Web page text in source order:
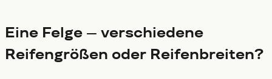
Eine Felge – verschiedene
Reifengrößen oder Reifenbreiten?